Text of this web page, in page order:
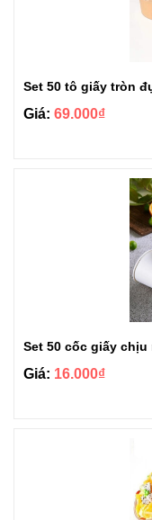
Set 50 tô giấy tròn
Giá: 69.000₫
Set 50 cốc giấy
Giá: 16.000₫